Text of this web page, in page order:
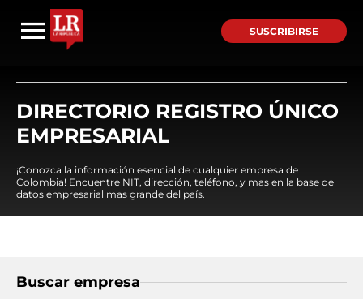
SUSCRIBIRSE
DIRECTORIO REGISTRO ÚNICO
EMPRESARIAL
¡Conozca la información esencial de cualquier empresa de
Colombia! Encuentre NIT, dirección, teléfono, y mas en la base de
datos empresarial mas grande del país.
Buscar empresa